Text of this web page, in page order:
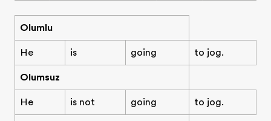
Olumlu
He is going to jog.
Olumsuz
He is not going to jog.